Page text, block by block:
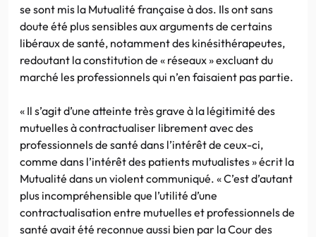
se sont mis la Mutualité française à dos. Ils ont sans
doute été plus sensibles aux arguments de certains
libéraux de santé, notamment des kinésithérapeutes,
redoutant la constitution de « réseaux » excluant du
marché les professionnels qui n’en faisaient pas partie.
« Il s’agit d’une atteinte très grave à la légitimité des
mutuelles à contractualiser librement avec des
professionnels de santé dans l’intérêt de ceux-ci,
comme dans l’intérêt des patients mutualistes » écrit la
Mutualité dans un violent communiqué. « C’est d’autant
plus incompréhensible que l’utilité d’une
contractualisation entre mutuelles et professionnels de
santé avait été reconnue aussi bien par la Cour des